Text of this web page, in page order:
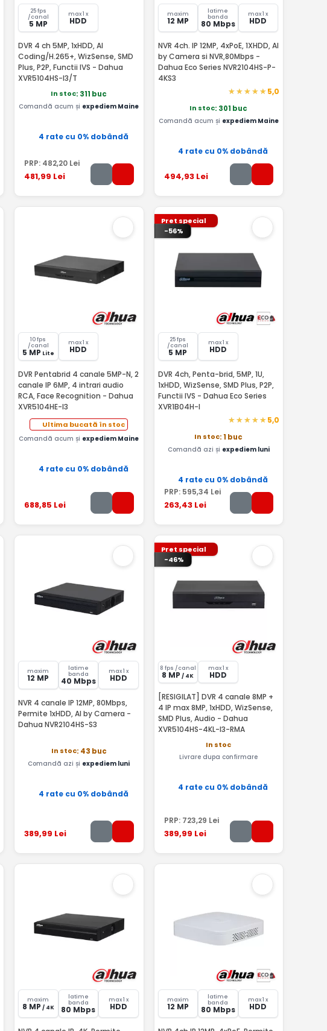
25 fps
/canal
5 MP
max 1 x
HDD
DVR 4 ch 5MP, 1xHDD, AI
Coding/H.265+, WizSense, SMD
Plus, P2P, Functii IVS - Dahua
XVR5104HS-I3/T
In stoc: 311 buc
Comandă acum și expediem Maine
4 rate cu 0% dobândă
PRP: 482,20 Lei
481,99 Lei
maxim
12 MP
latime
banda
80 Mbps
max 1 x
HDD
NVR 4ch. IP 12MP, 4xPoE, 1XHDD, AI
by Camera si NVR,80Mbps -
Dahua Eco Series NVR2104HS-P-
4KS3
5,0
In stoc: 301 buc
Comandă acum și expediem Maine
4 rate cu 0% dobândă
494,93Lei
10 fps
/canal
5 MP Lite
max 1 x
HDD
DVR Pentabrid 4 canale 5MP-N, 2
canale IP 6MP, 4 intrari audio
RCA, Face Recognition - Dahua
XVR5104HE-I3
Ultima bucată în stoc
Comandă acum și expediem Maine
4 rate cu 0% dobândă
688,85 Lei
Pret special
-56%
25 fps
/canal
5 MP
max 1 x
HDD
DVR 4ch, Penta-brid, 5MP, 1U,
1xHDD, WizSense, SMD Plus, P2P,
Functii IVS - Dahua Eco Series
XVR1B04H-I
5,0
In stoc: 1 buc
Comandă azi și expediem luni
4 rate cu 0% dobândă
PRP: 595,34 Lei
263,43Lei
maxim
12 MP
latime
banda
40 Mbps
max 1 x
HDD
NVR 4 canale IP 12MP, 80Mbps,
Permite 1xHDD, AI by Camera -
Dahua NVR2104HS-S3
In stoc: 43 buc
Comandă azi și expediem luni
4 rate cu 0% dobândă
389,99 Lei
Pret special
-46%
8 fps /canal
8 MP / 4K
max 1 x
HDD
[RESIGILAT] DVR 4 canale 8MP +
4 IP max 8MP, 1xHDD, WizSense,
SMD Plus, Audio - Dahua
XVR5104HS-4KL-I3-RMA
In stoc
Livrare dupa confirmare
4 rate cu 0% dobândă
PRP: 723,29 Lei
389,99 Lei
maxim
8 MP / 4K
latime
banda
80 Mbps
max 1 x
HDD
maxim
12 MP
latime
banda
80 Mbps
max 1 x
HDD